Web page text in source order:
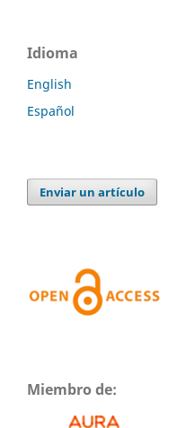
Idioma
English
Español
Enviar un artículo
Miembro de: